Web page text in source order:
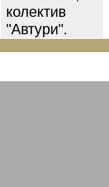
колектив
"Автури".